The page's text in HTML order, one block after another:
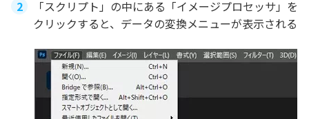
「スクリプト」の中にある「イメージプロセッサ」を
クリックすると、データの変換メニューが表示される